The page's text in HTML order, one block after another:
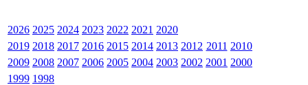
2026 2025 2024 2023 2022 2021 2020
2019 2018 2017 2016 2015 2014 2013 2012 2011 2010
2009 2008 2007 2006 2005 2004 2003 2002 2001 2000
1999 1998